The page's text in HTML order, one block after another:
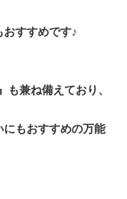
すすめです♪
も兼ね備えており、
もおすすめの万能